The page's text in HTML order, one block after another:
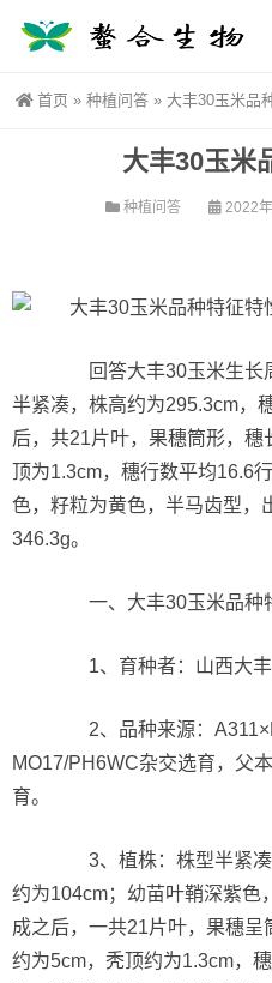
首页 » 种植问答 » 大丰30玉米品
大丰30玉米
种植问答 2022
回答大丰30玉米生长
半紧凑，株高约为295.3cm，
后，共21片叶，果穗筒形，
顶为1.3cm，穗行数平均16.6
色，籽粒为黄色，半马齿型，
346.3g。
一、大丰30玉米品种
1、育种者：山西大丰
2、品种来源：
MO17/PH6WC杂交选育，父
育。
3、植株：株型半紧凑
约为104cm；幼苗叶鞘深紫色
成之后，一共21片叶，果穗呈
约为5cm，秃顶约为1.3cm，